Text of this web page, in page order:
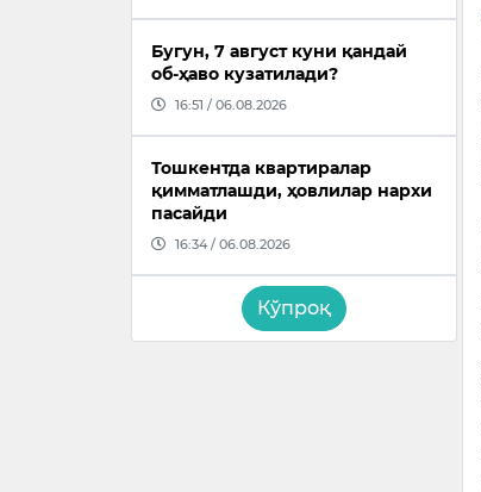
Бугун, 7 август куни қандай
об-ҳаво кузатилади?
16:51 / 06.08.2026
Тошкентда квартиралар
қимматлашди, ҳовлилар нархи
пасайди
16:34 / 06.08.2026
Кўпроқ